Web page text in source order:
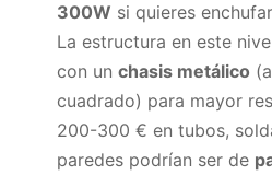
300W si quieres
La estructura en este
con un chasis metálico
cuadrado) para mayor
200-300 € en tubos,
paredes podrían ser de